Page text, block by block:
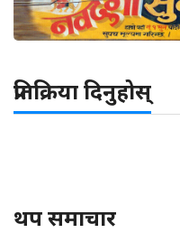
प्रतिक्रिया दिनुहोस्
थप समाचार